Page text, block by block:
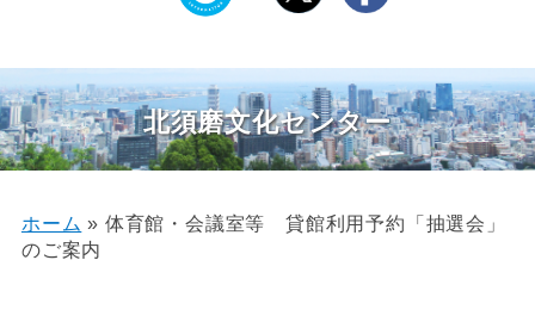
北須磨文化センター
ホーム » 体育館・会議室等 貸館利用予約「抽選会」
のご案内